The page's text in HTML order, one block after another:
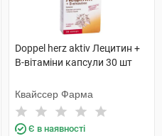
Doppel herz aktiv Лецитин +
B-вітаміни капсули 30 шт
Квайссер Фарма
Є в наявності